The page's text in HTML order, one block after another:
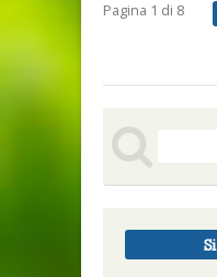
Pagina 1 di 8